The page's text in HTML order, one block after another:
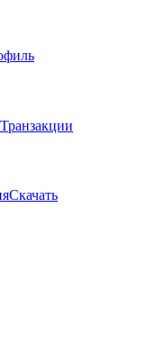
Транзакции
Скачать